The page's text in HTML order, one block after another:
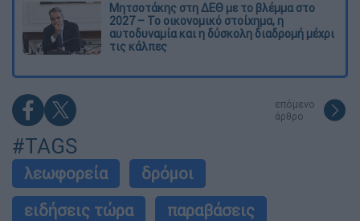
Μητσοτάκης στη ΔΕΘ με το βλέμμα στο
2027 – Το οικονομικό στοίχημα, η
αυτοδυναμία και η δύσκολη διαδρομή μέχρι
τις κάλπες
επόμενο
άρθρο
#TAGS
λεωφορεία
δρόμοι
ειδήσεις τώρα
παραβάσεις